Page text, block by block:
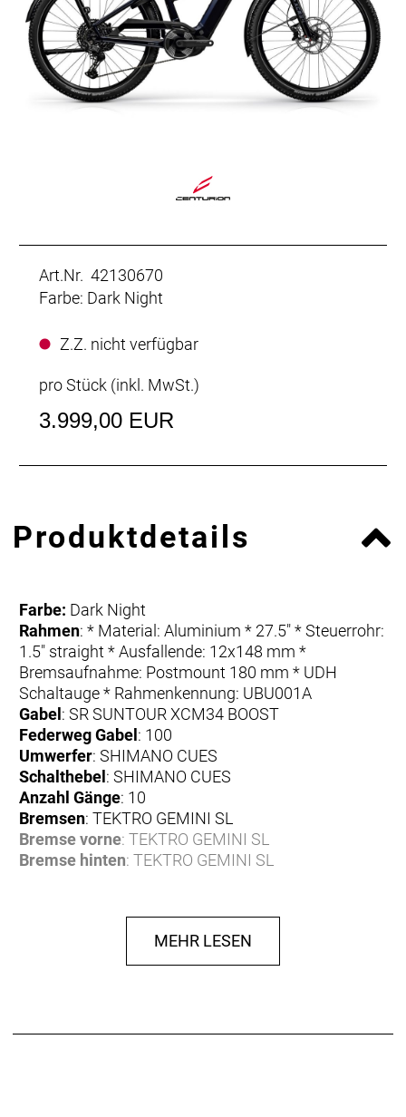
Art.Nr. 42130670
Farbe: Dark Night
Z.Z. nicht verfügbar
pro Stück (inkl. MwSt.)
3.999,00 EUR
Produktdetails
Farbe: Dark Night
Rahmen: * Material: Aluminium * 27.5" * Steuerrohr:
1.5" straight * Ausfallende: 12x148 mm *
Bremsaufnahme: Postmount 180 mm * UDH
Schaltauge * Rahmenkennung: UBU001A
Gabel: SR SUNTOUR XCM34 BOOST
Federweg Gabel: 100
Umwerfer: SHIMANO CUES
Schalthebel: SHIMANO CUES
Anzahl Gänge: 10
Bremsen: TEKTRO GEMINI SL
Bremse vorne: TEKTRO GEMINI SL
Bremse hinten: TEKTRO GEMINI SL
Bremsscheibe vorne: TEKTRO TR203-45
Bremsscheibe hinten: TEKTRO TR180-45
MEHR LESEN